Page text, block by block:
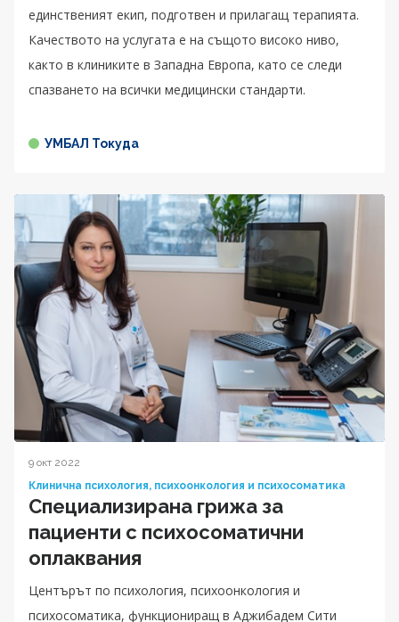
единственият екип, подготвен и прилагащ терапията.
Качеството на услугата е на същото високо ниво,
както в клиниките в Западна Европа, като се следи
спазването на всички медицински стандарти.
УМБАЛ Токуда
9 окт 2022
Клинична психология, психоонкология и психосоматика
Специализирана грижа за
пациенти с психосоматични
оплаквания
Центърът по психология, психоонкология и
психосоматика, функциониращ в Аджибадем Сити